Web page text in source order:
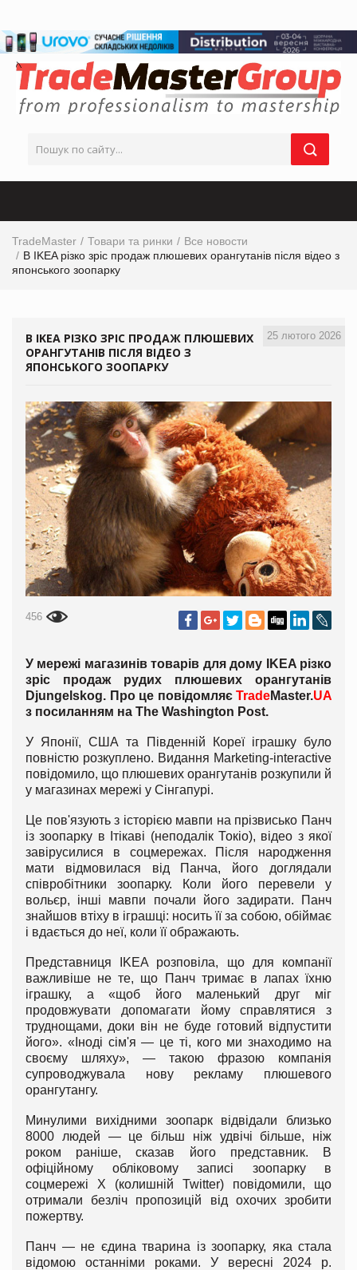
TradeMaster Товари та ринки
Все новости
В IKEA різко зріс продаж плюшевих орангутанів після відео з
японського зоопарку
25 лютого 2026
В IKEA РІЗКО ЗРІС ПРОДАЖ ПЛЮШЕВИХ
ОРАНГУТАНІВ ПІСЛЯ ВІДЕО З
ЯПОНСЬКОГО ЗООПАРКУ
456
У мережі магазинів товарів для дому IKEA різко
зріс продаж рудих плюшевих орангутанів
Djungelskog. Про це повідомляє TradeMaster.UA
з посиланням на The Washington Post.
У Японії, США та Південній Кореї іграшку було
повністю розкуплено. Видання Marketing-interactive
повідомило, що плюшевих орангутанів розкупили й
у магазинах мережі у Сінгапурі.
Це пов'язують з історією мавпи на прізвисько Панч
із зоопарку в Ітікаві (неподалік Токіо), відео з якої
завірусилися в соцмережах. Після народження
мати відмовилася від Панча, його доглядали
співробітники зоопарку. Коли його перевели у
вольєр, інші мавпи почали його задирати. Панч
знайшов втіху в іграшці: носить її за собою, обіймає
і вдається до неї, коли її ображають.
Представниця IKEA розповіла, що для компанії
важливіше не те, що Панч тримає в лапах їхню
іграшку, а «щоб його маленький друг міг
продовжувати допомагати йому справлятися з
труднощами, доки він не буде готовий відпустити
його». «Іноді сім'я — це ті, кого ми знаходимо на
своєму шляху», — такою фразою компанія
супроводжувала нову рекламу плюшевого
орангутангу.
Минулими вихідними зоопарк відвідали близько
8000 людей — це більш ніж удвічі більше, ніж
роком раніше, сказав його представник. В
офіційному обліковому записі зоопарку в
соцмережі X (колишній Twitter) повідомили, що
отримали безліч пропозицій від охочих зробити
пожертву.
Панч — не єдина тварина із зоопарку, яка стала
відомою останніми роками. У вересні 2024 р.